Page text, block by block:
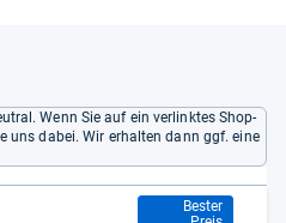
Wenn Sie auf ein verlinktes Shop-
uns dabei. Wir erhalten dann ggf. eine
Bester
117,90 €